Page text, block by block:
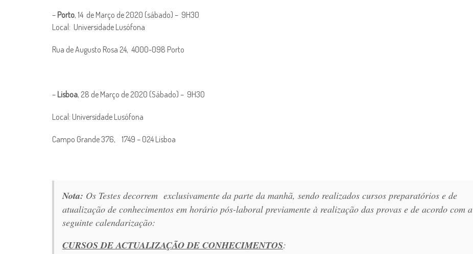
– Porto, 14 de Março de 2020 (sábado) – 9H30
Local: Universidade Lusófona
Rua de Augusto Rosa 24, 4000-098 Porto
– Lisboa, 28 de Março de 2020 (Sábado) – 9H30
Local: Universidade Lusófona
Campo Grande 376, 1749 – 024 Lisboa
Nota: Os Testes decorrem exclusivamente da parte da manhã, sendo realizados cursos preparatórios e de
atualização de conhecimentos em horário pós-laboral previamente à realização das provas e de acordo com a
seguinte calendarização:
CURSOS DE ACTUALIZAÇÃO DE CONHECIMENTOS: